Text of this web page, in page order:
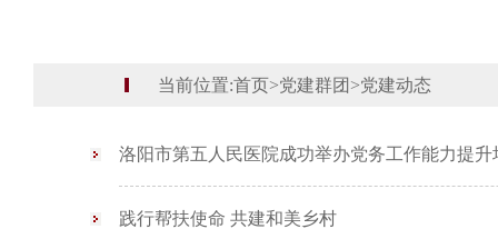
当前位置:首页>党建群团 >党建动态
洛阳市第五人民医院成功举办党务工作能力提升
践行帮扶使命 共建和美乡村